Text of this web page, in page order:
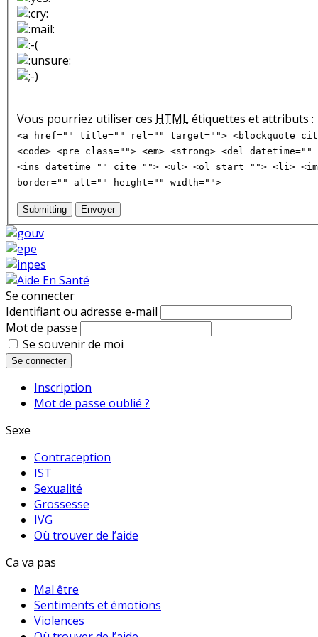
Vous pourriez utiliser ces HTMLétiquettes et attributs :
<a href="" title="" rel="" target=""> <blockquote
<code> <pre class=""> <em> <strong> <del
<ins datetime="" cite=""> <ul> <ol start=""> <li>
border="" alt="" height="" width="">
Submitting Envoyer
Se connecter
Identifiant ou adresse e-mail
Mot de passe
Se souvenir de moi
Se connecter
Inscription
Mot de passe oublié ?
Sexe
Contraception
IST
Sexualité
Grossesse
IVG
Où trouver de l’aide
Ca va pas
Mal être
Sentiments et émotions
Violences